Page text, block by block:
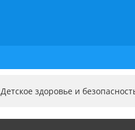
Детское здоровье и